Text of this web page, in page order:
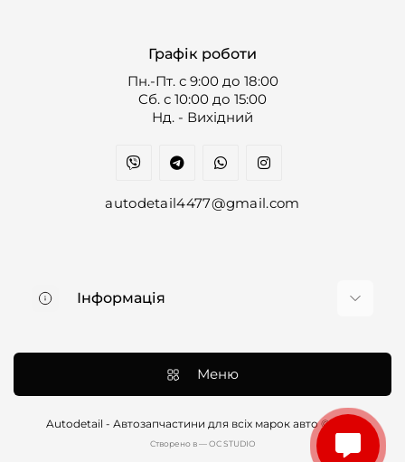
Графік роботи
Пн.-Пт. с 9:00 до 18:00
Cб. с 10:00 до 15:00
Нд. - Вихідний
autodetail4477@gmail.com
Інформація
Контакти
Договір оферти
Меню
Autodetail - Автозапчастини для всіх марок авто © 2026
Cтворено в — OC STUDIO